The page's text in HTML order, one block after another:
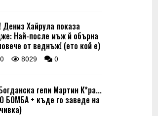
Хайрула показа
Най-после мъж й обърна
от веднъж! (ето кой е)
8029 0
гепи Мартин К*ра...
БОМБА + къде го заведе на